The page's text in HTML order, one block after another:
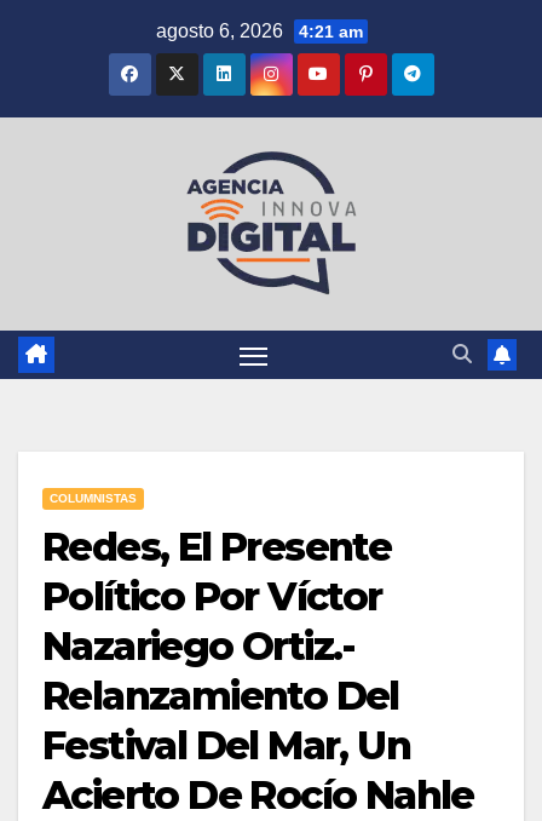
agosto 6, 2026 4:21 am
COLUMNISTAS
Redes, El Presente
Político Por Víctor
Nazariego Ortiz.-
Relanzamiento Del
Festival Del Mar, Un
Acierto De Rocío Nahle